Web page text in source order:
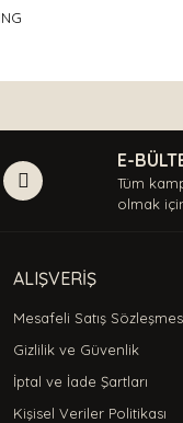
E-
Tüm
olmak
ALIŞVERİŞ
Mesafeli Satış
Gizlilik ve Güvenlik
İptal ve İade Şartları
Kişisel Veriler Politikası